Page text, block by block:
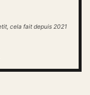
cela fait depuis 2021